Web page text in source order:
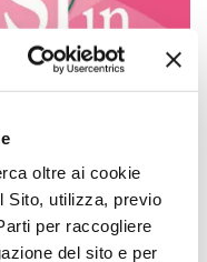
oltre ai cookie
Sito, utilizza, previo
per raccogliere
del sito e per
Eventi SiR
tumore al seno